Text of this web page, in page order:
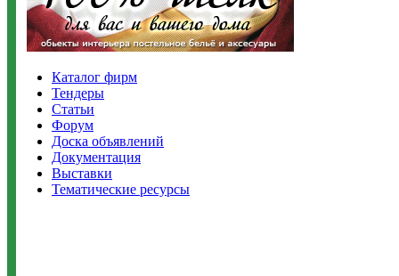
Каталог фирм
Тендеры
Статьи
Форум
Доска объявлений
Документация
Выставки
Тематические ресурсы